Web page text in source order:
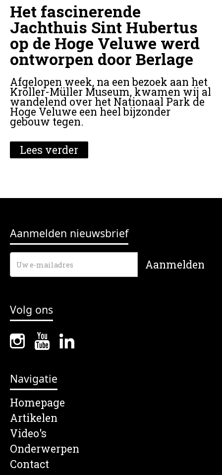
Het fascinerende
Jachthuis Sint Hubertus
op de Hoge Veluwe werd
ontworpen door Berlage
Afgelopen week, na een bezoek aan het
Kröller-Müller Museum, kwamen wij al
wandelend over het Nationaal Park de
Hoge Veluwe een heel bijzonder
gebouw tegen.
Lees verder
Aanmelden nieuwsbrief
Volg ons
Navigatie
Homepage
Artikelen
Video's
Onderwerpen
Contact